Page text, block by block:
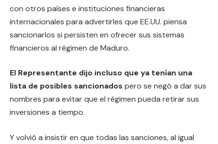
con otros países e instituciones financieras
internacionales para advertirles que EE.UU. piensa
sancionarlos si persisten en ofrecer sus sistemas
financieros al régimen de Maduro.
El Representante dijo incluso que ya tenían una
lista de posibles sancionados pero se negó a dar sus
nombres para evitar que el régimen pueda retirar sus
inversiones a tiempo.
Y volvió a insistir en que todas las sanciones, al igual